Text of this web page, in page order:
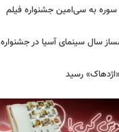
سوره به سی‌امین جشنواره فیلم
سال سینمای آسیا در جشنواره
رسید